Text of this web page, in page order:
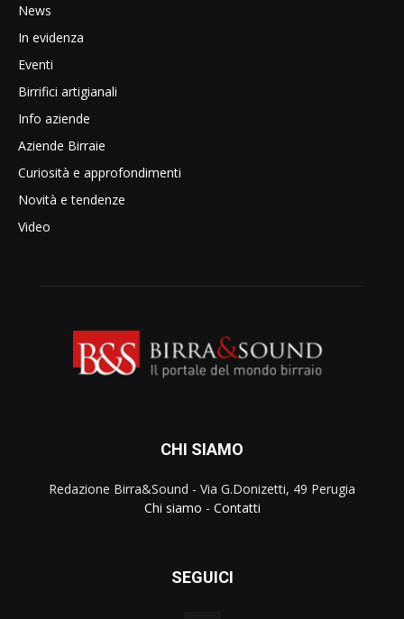
News
In evidenza
Eventi
Birrifici artigianali
Info aziende
Aziende Birraie
Curiosità e approfondimenti
Novità e tendenze
Video
CHI SIAMO
Redazione Birra&Sound - Via G.Donizetti, 49 Perugia
Chi siamo - Contatti
SEGUICI